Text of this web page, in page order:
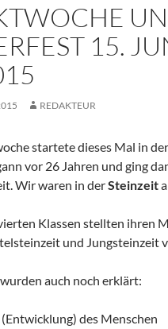
15.
REDAKTEUR
startete dieses Mal in
vor 26 Jahren und ging
Wir waren in derSteinzeit
Klassen stellten ihren
und Jungsteinzeit
auch noch erklärt:
des Menschen